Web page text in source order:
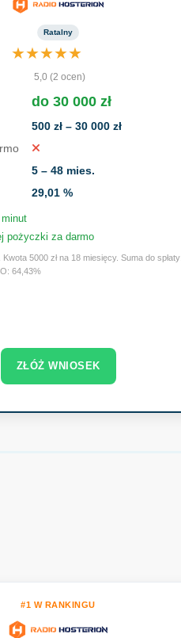
Ratalny
★★★★★
5,0 (2 ocen)
do 30 000 zł
500 zł – 30 000 zł
5 – 48 mies.
29,01 %
pożyczki za darmo
5000 zł na 18 miesięcy. Suma do spłaty:
64,43%
ZŁÓŻ WNIOSEK
#1 W RANKINGU